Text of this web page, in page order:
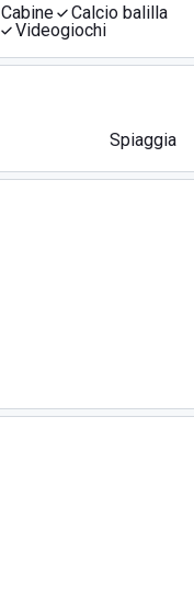
Cabine
Calcio balilla
Videogiochi
Spiaggia